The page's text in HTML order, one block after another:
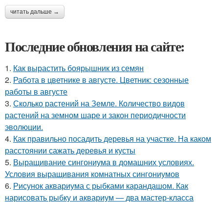
читать дальше →
Последние обновления на сайте:
1. Как вырастить боярышник из семян
2. Работа в цветнике в августе. Цветник: сезонные
работы в августе
3. Сколько растений на Земле. Количество видов
растений на земном шаре и закон периодичности
эволюции.
4. Как правильно посадить деревья на участке. На каком
расстоянии сажать деревья и кусты
5. Выращивание сингониума в домашних условиях.
Условия выращивания комнатных сингониумов
6. Рисунок аквариума с рыбками карандашом. Как
нарисовать рыбку и аквариум — два мастер-класса